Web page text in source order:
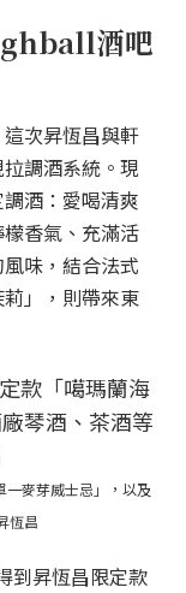
酒吧
次昇恆昌與軒
調酒系統。現
酒：愛喝清爽
香氣、充滿活
味，結合法式
」，則帶來東
麥芽威士忌」，以及
恆昌
到昇恆昌限定款